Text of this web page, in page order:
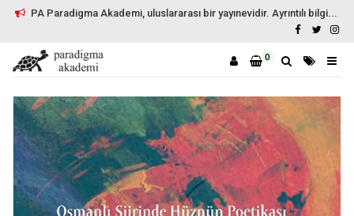
PA Paradigma Akademi, uluslararası bir yayınevidir. Ayrıntılı bilgi...
0